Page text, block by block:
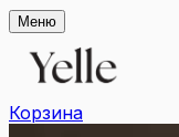
Меню
Корзина